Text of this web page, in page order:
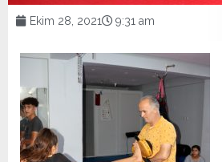
Ekim 28, 2021 9:31 am